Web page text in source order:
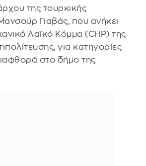
της τουρκικής
Γιαβάς, που ανήκει
Λαϊκό Κόμμα (CHP) της
για κατηγορίες
στο δήμο της